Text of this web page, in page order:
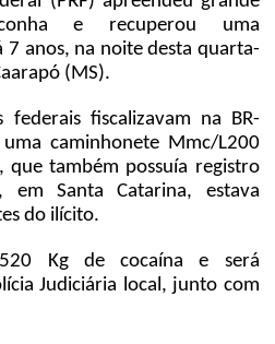
e recuperou uma
anos, na noite desta quarta-
(MS).
federais fiscalizavam na BR-
caminhonete Mmc/L200
que também possuía registro
Santa Catarina, estava
do ilícito.
Kg de cocaína e será
Judiciária local, junto com